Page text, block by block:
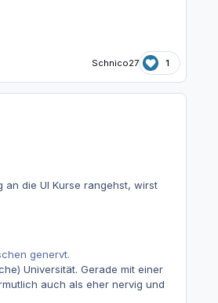
Schnico27 1
die UI Kurse rangehst, wirst
genervt.
Universität. Gerade mit einer
auch als eher nervig und